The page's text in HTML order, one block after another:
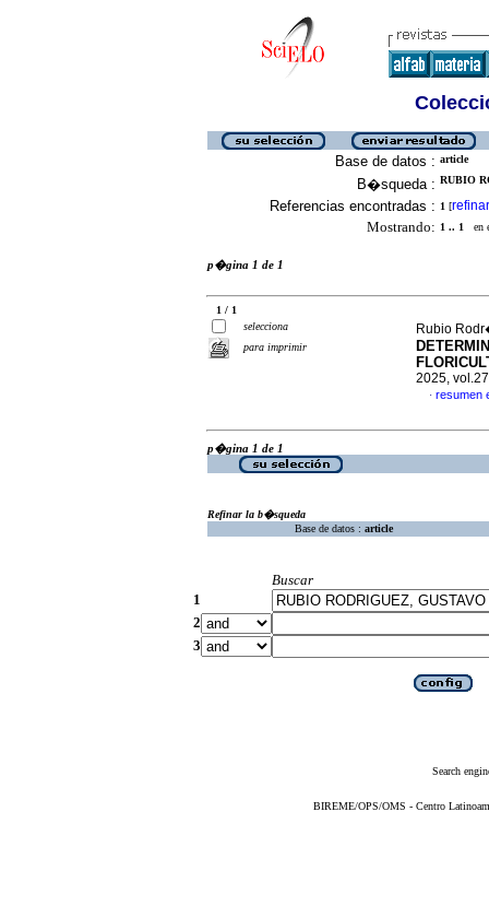
Base de datos : article
B�squeda : RUBIO
Referencias encontradas : 1 [refinar
Mostrando: 1 .. 1 en
p�gina 1 de 1
1 / 1
selecciona
para imprimir
Rubio
2025,
· resumen
p�gina 1 de 1
Refinar la b�squeda
Base de datos : article
Buscar
1
2
3
Search
BIREME/OPS/OMS - Centro